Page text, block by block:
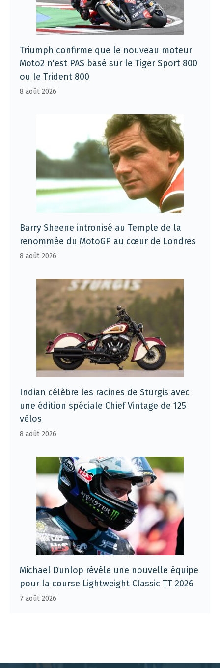
Triumph confirme que le nouveau moteur
Moto2 n'est PAS basé sur le Tiger Sport 800
ou le Trident 800
8 août 2026
Barry Sheene intronisé au Temple de la
renommée du MotoGP au cœur de Londres
8 août 2026
Indian célèbre les racines de Sturgis avec
une édition spéciale Chief Vintage de 125
vélos
8 août 2026
Michael Dunlop révèle une nouvelle équipe
pour la course Lightweight Classic TT 2026
7 août 2026